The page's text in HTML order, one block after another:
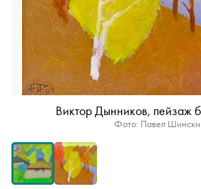
Виктор Дынников, пейзаж
Фото: Павел